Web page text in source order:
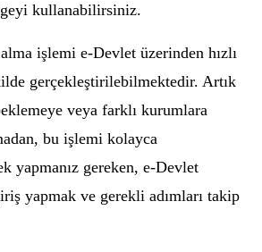
kullanabilirsiniz.
işlemi e-Devlet üzerinden hızlı
gerçekleştirilebilmektedir. Artık
veya farklı kurumlara
bu işlemi kolayca
yapmanız gereken, e-Devlet
yapmak ve gerekli adımları takip